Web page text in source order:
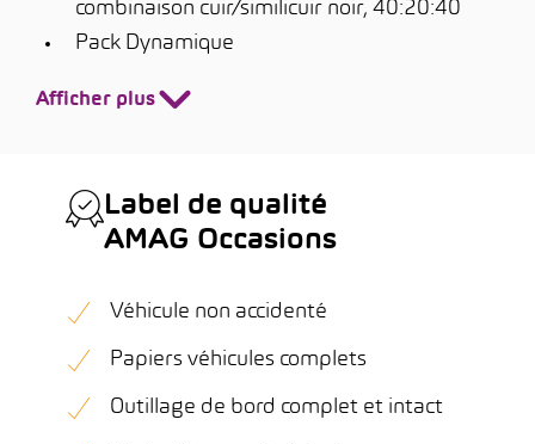
combinaison cuir/similicuir noir, 40:20:40
Pack Dynamique
Afficher plus
Label de qualité
AMAG Occasions
Véhicule non accidenté
Papiers véhicules complets
Outillage de bord complet et intact